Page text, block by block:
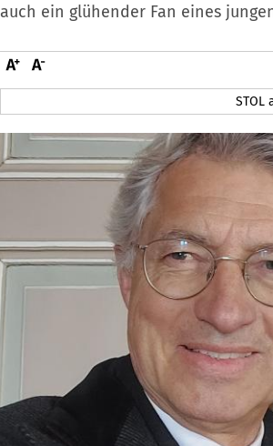
auch ein glühender Fan eines
STOL